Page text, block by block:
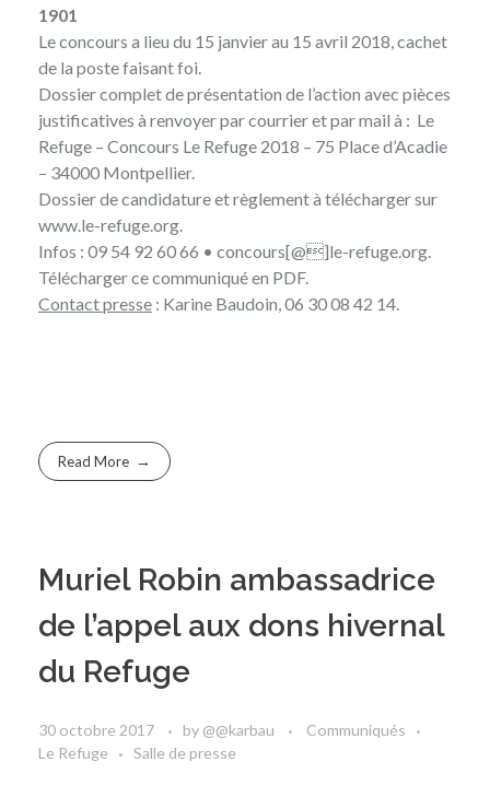
1901
Le concours a lieu du 15 janvier au 15 avril 2018, cachet
de la poste faisant foi.
Dossier complet de présentation de l’action avec pièces
justificatives à renvoyer par courrier etpar mail à : Le
Refuge – Concours Le Refuge 2018 – 75 Place d’Acadie
– 34000 Montpellier.
Dossier de candidature et règlement à télécharger sur
www.le-refuge.org.
Infos : 09 54 92 60 66 • concours[@]le-refuge.org.
Téléchargerce communiqué en PDF.
Contact presse : Karine Baudoin, 06 30 08 42 14.
Read More
Muriel Robin ambassadrice
de l’appel aux dons hivernal
du Refuge
30 octobre 2017 by @@karbau
Communiqués
Le Refuge
Salle de presse